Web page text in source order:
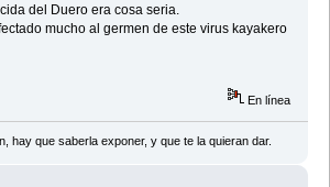
del Duero era cosa seria.
mucho al germen de este virus kayakero
En línea
hay que saberla exponer, y que te la quieran dar.